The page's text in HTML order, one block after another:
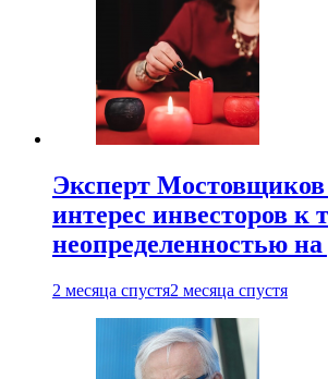
Эксперт Мостовщиков
интерес инвесторов к
неопределенностью
2 месяца спустя2 месяца спустя